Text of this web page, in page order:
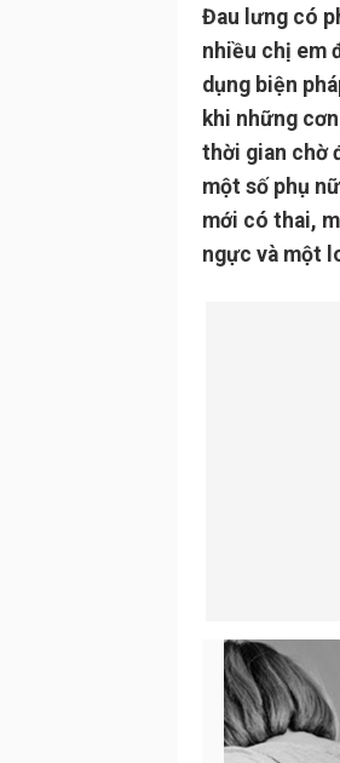
Đau lưng có
nhiều chị em
dụng biện
khi những
thời gian chờ
một số phụ
mới có thai,
ngực và một